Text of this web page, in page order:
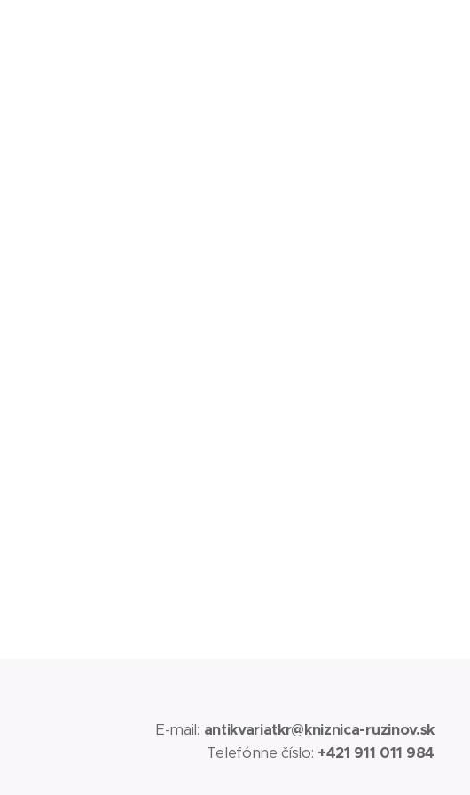
E-mail: antikvariatkr@kniznica-ruzinov.sk
Telefónne číslo: +421 911 011 984